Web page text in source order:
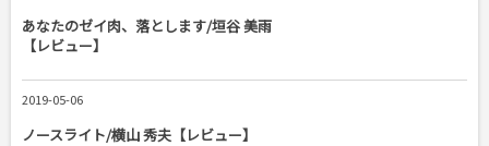
あなたのゼイ肉、落とします/垣谷 美雨
【レビュー】
2019-05-06
ノースライト/横山 秀夫【レビュー】